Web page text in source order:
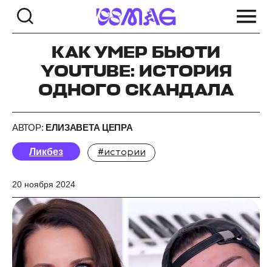
КАК УМЕР БЬЮТИ
YOUTUBE: ИСТОРИЯ
ОДНОГО СКАНДАЛА
АВТОР: ЕЛИЗАВЕТА ЦЕПРА
Ликбез #истории
20 ноября 2024